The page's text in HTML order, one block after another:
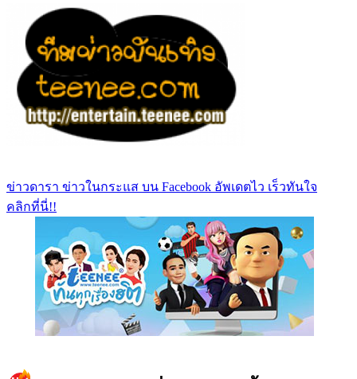
ข่าวดารา ข่าวในกระแส บน Facebook อัพเดตไว เร็วทันใจ
คลิกที่นี่!!